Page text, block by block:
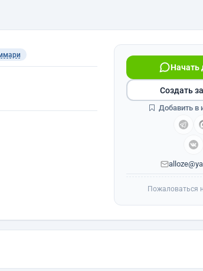
Начать
Создать
Добавить в
Пожаловаться